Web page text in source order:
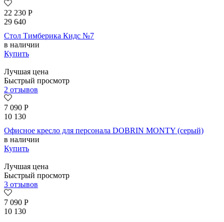
22 230 Р
29 640
Стол Тимберика Кидс №7
в наличии
Купить
Лучшая цена
Быстрый просмотр
2 отзывов
7 090 Р
10 130
Офисное кресло для персонала DOBRIN MONTY (серый)
в наличии
Купить
Лучшая цена
Быстрый просмотр
3 отзывов
7 090 Р
10 130